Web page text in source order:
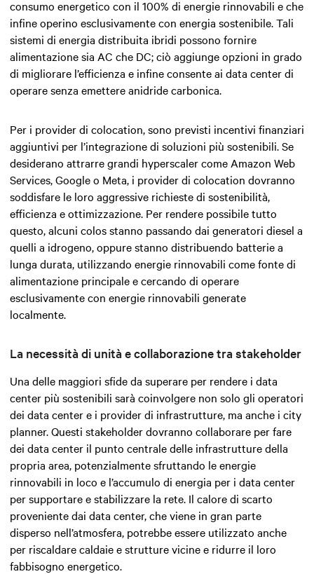
consumo energetico con il 100% di energie rinnovabili e che
infine operino esclusivamente con energia sostenibile. Tali
sistemi di energia distribuita ibridi possono fornire
alimentazione sia AC che DC; ciò aggiunge opzioni in grado
di migliorare l’efficienza e infine consente ai data center di
operare senza emettere anidride carbonica.
Per i provider di colocation, sono previsti incentivi finanziari
aggiuntivi per l’integrazione di soluzioni più sostenibili. Se
desiderano attrarre grandi hyperscaler come Amazon Web
Services, Google o Meta, i provider di colocation dovranno
soddisfare le loro aggressive richieste di sostenibilità,
efficienza e ottimizzazione. Per rendere possibile tutto
questo, alcuni colos stanno passando dai generatori diesel a
quelli a idrogeno, oppure stanno distribuendo batterie a
lunga durata, utilizzando energie rinnovabili come fonte di
alimentazione principale e cercando di operare
esclusivamente con energie rinnovabili generate
localmente.
La necessità di unità e collaborazione tra stakeholder
Una delle maggiori sfide da superare per rendere i data
center più sostenibili sarà coinvolgere non solo gli operatori
dei data center e i provider di infrastrutture, ma anche i city
planner. Questi stakeholder dovranno collaborare per fare
dei data center il punto centrale delle infrastrutture della
propria area, potenzialmente sfruttando le energie
rinnovabili in loco e l’accumulo di energia per i data center
per supportare e stabilizzare la rete. Il calore di scarto
proveniente dai data center, che viene in gran parte
disperso nell’atmosfera, potrebbe essere utilizzato anche
per riscaldare caldaie e strutture vicine e ridurre il loro
fabbisogno energetico.